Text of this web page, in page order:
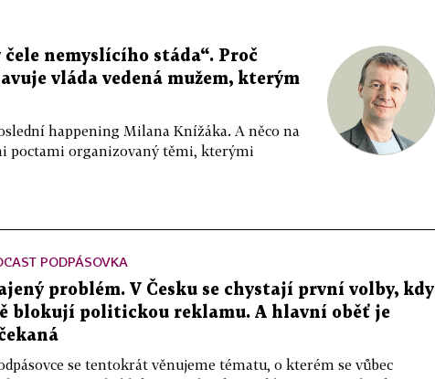
nemyslícího stáda“. Proč
vláda vedená mužem, kterým
happening Milana Knížáka. A něco na
poctami organizovaný těmi, kterými
PODPÁSOVKA
problém. V Česku se chystají první volby, kdy
blokují politickou reklamu. A hlavní oběť je
se tentokrát věnujeme tématu, o kterém se vůbec